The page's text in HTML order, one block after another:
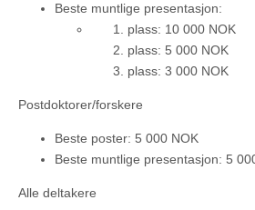
Beste muntlige presentasjon:
plass: 10 000 NOK
plass: 5 000 NOK
plass: 3 000 NOK
Postdoktorer/forskere
Beste poster: 5 000 NOK
Beste muntlige presentasjon: 5
Alle deltakere